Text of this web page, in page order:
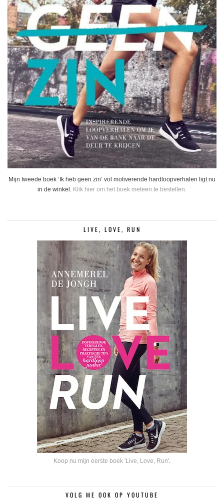
Mijn tweede boek ‘Ik heb geen zin’ vol motiverende hardloopverhalen ligt nu
in de winkel. Klik hier om het boek meteen te bestellen.
LIVE, LOVE, RUN
Koop nu mijn eerste boek 'Live, Love, Run'.
VOLG ME OOK OP YOUTUBE